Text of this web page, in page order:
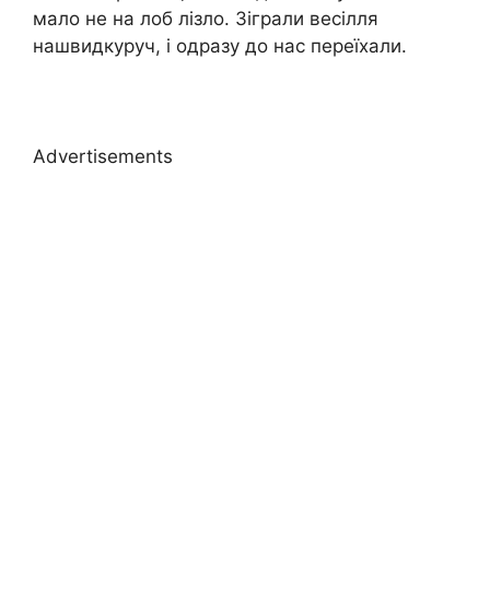
мало не на лоб лізло. Зіграли весілля
нашвидкуруч, і одразу до нас переїхали.
Advertisements